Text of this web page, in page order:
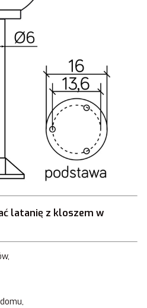
latanię z kloszem w